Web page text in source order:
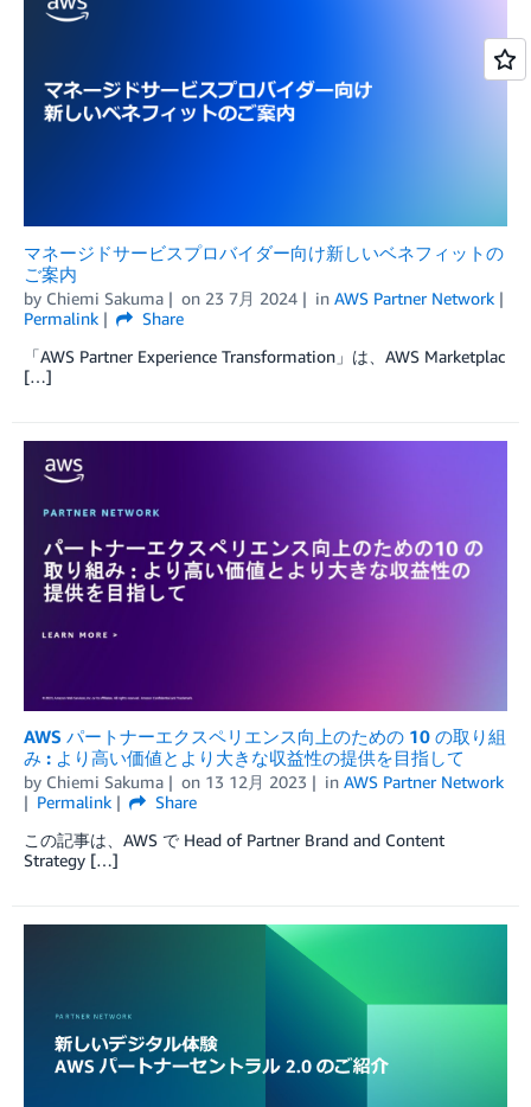
マネージドサービスプロバイダー向け新しいベネフィットの
ご案内
by Chiemi Sakuma on 23 7月 2024 in AWS Partner Network
Permalink
Share
「AWS Partner Experience Transformation」は、AWS Marketplac
[…]
AWS パートナーエクスペリエンス向上のための 10 の取り組
み : より高い価値とより大きな収益性の提供を目指して
by Chiemi Sakuma on 13 12月 2023 in AWS Partner Network
Permalink
Share
この記事は、AWS で Head of Partner Brand and Content
Strategy […]